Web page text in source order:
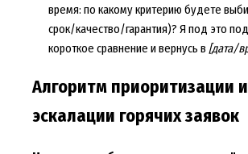
время: по какому критерию будете
срок/качество/гарантия)? Я под это
короткое сравнение и вернусь в [дата/
Алгоритм приоритизации и
эскалации горячих заявок